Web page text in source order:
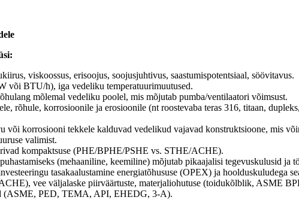
viskoossus, erisoojus, soojusjuhtivus, saastumispotentsiaal, söövitavus.
või BTU/h), iga vedeliku temperatuurimuutused.
mõlemal vedeliku poolel, mis mõjutab pumba/ventilaatori võimsust.
rõhule, korrosioonile ja erosioonile (nt roostevaba teras 316, titaan,
või korrosiooni tekkele kalduvad vedelikud vajavad konstruktsioone, mis
valimist.
kompaktsuse (PHE/BPHE/PSHE vs. STHE/ACHE).
(mehaaniline, keemiline) mõjutab pikaajalisi tegevuskulusid
tasakaalustamine energiatõhususe (OPEX) ja hoolduskuludega
vee väljalaske piirväärtuste, materjaliohutuse (toidukõlblik, ASME
(ASME, PED, TEMA, API, EHEDG, 3-A).